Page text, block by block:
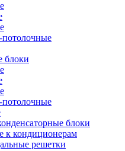
блоки
блоки
к кондиционерам
решетки